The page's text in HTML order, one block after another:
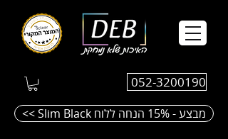
052-3200190
<< Slim Black מבצע - 15% הנחה ללוח